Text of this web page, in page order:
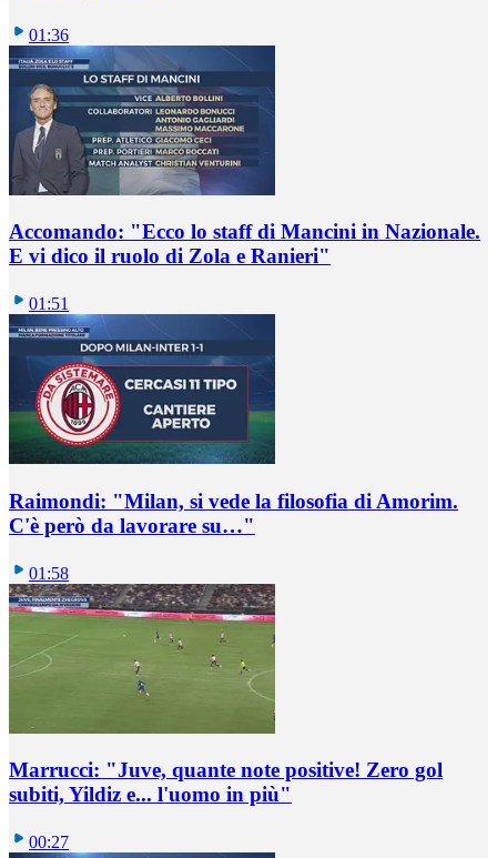
01:36
Accomando: "Ecco lo staff di Mancini in Nazionale.
E vi dico il ruolo di Zola e Ranieri"
01:51
Raimondi: "Milan, si vede la filosofia di Amorim.
C'è però da lavorare su…"
01:58
Marrucci: "Juve, quante note positive! Zero gol
subiti, Yildiz e... l'uomo in più"
00:27